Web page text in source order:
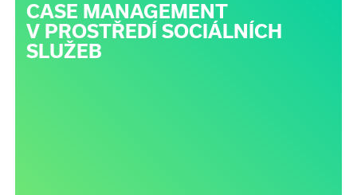
CASE MANAGEMENT
V PROSTŘEDÍ SOCIÁLNÍCH
SLUŽEB